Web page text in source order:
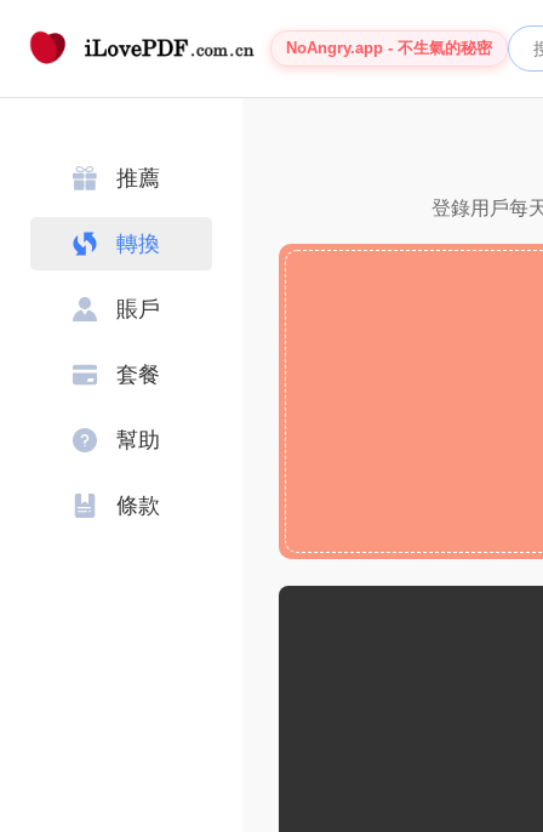
NoAngry.app - 不生氣的秘密
推薦
轉換
賬戶
套餐
幫助
條款
登錄用戶每